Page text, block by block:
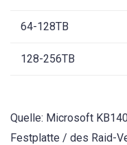
64-128TB
128-256TB
Quelle: Microsoft
Festplatte / des Raid-